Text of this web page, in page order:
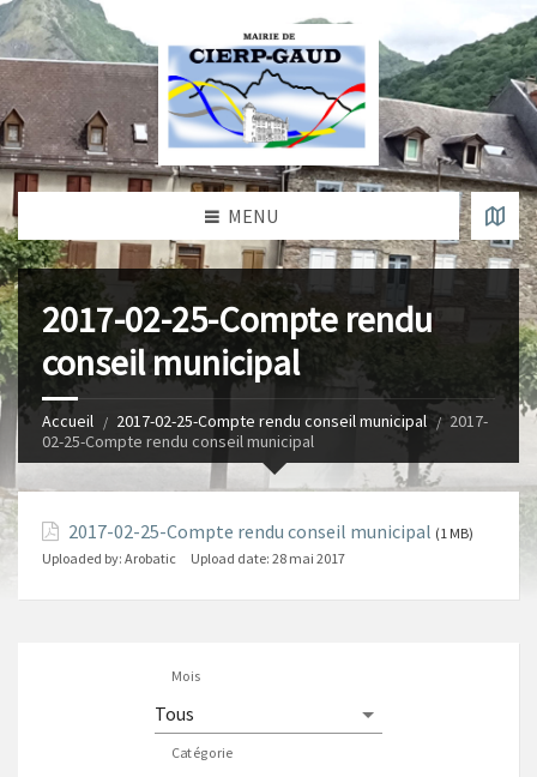
MENU
2017-02-25-Compte rendu
conseil municipal
Accueil 2017-02-25-Compte rendu conseil municipal
2017-
02-25-Compte rendu conseil municipal
2017-02-25-Compte rendu conseil municipal (1 MB)
Uploaded by: Arobatic Upload date: 28 mai 2017
Mois
Catégorie